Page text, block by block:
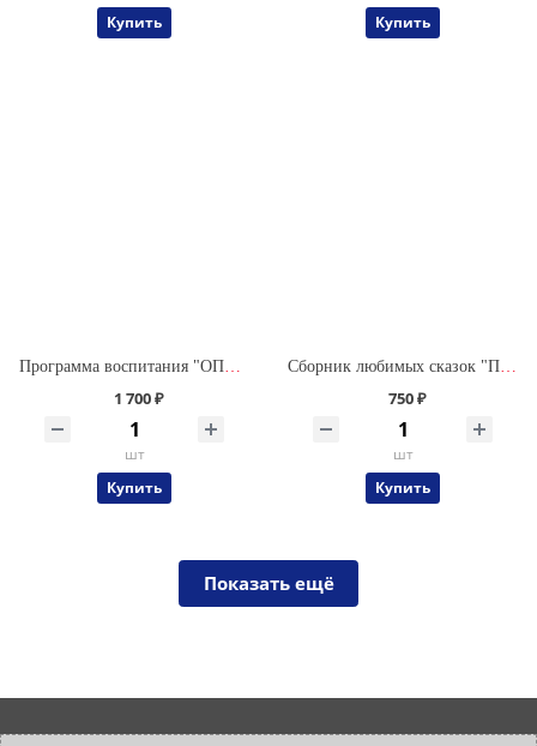
Купить
Купить
Программа воспитания "ОПОРА для ДУШИ" для ДОУ (дошкольной образовательной организации)
1 700 ₽
шт
Купить
Сборник любимых сказок "Приключения Саши и Даши" в мягкой обложке
750 ₽
шт
Купить
Показать ещё